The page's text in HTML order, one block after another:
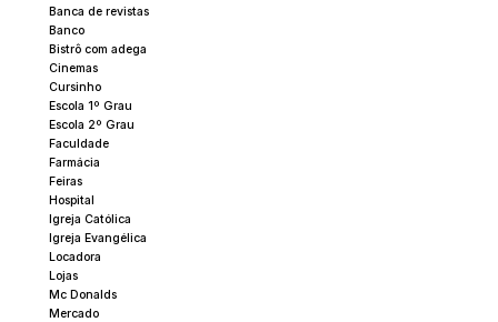
Banca de revistas
Banco
Bistrô com adega
Cinemas
Cursinho
Escola 1º Grau
Escola 2º Grau
Faculdade
Farmácia
Feiras
Hospital
Igreja Católica
Igreja Evangélica
Locadora
Lojas
Mc Donalds
Mercado